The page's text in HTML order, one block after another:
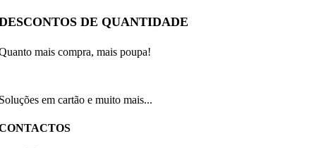
DE QUANTIDADE
mais compra, mais poupa!
em cartão e muito mais...